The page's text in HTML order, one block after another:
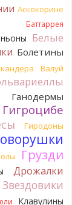
виды
грибы.
варке
Аскокорине
Баттаррея
Белые
Болетины
Валуй
Ганодермы
Гигроцибе
Гиродоны
Грузди
Дрожалки
Звездовики
Клавулины